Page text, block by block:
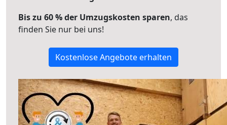
Bis zu 60 % der Umzugskosten sparen, das
finden Sie nur bei uns!
Kostenlose Angebote erhalten